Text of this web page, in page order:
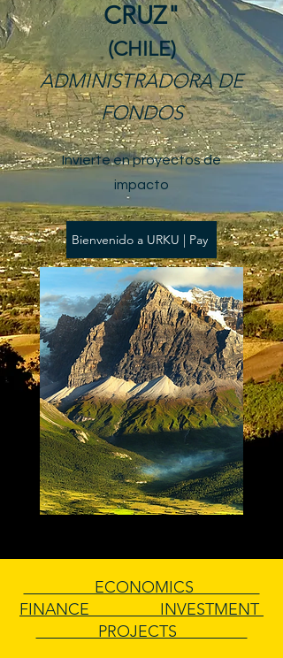
CRUZ"
(CHILE)
ADMINISTRADORA DE
FONDOS
Invierte en proyectos de
impacto
Bienvenido a URKU | Pay
ECONOMICS
FINANCE INVESTMENT
PROJECTS